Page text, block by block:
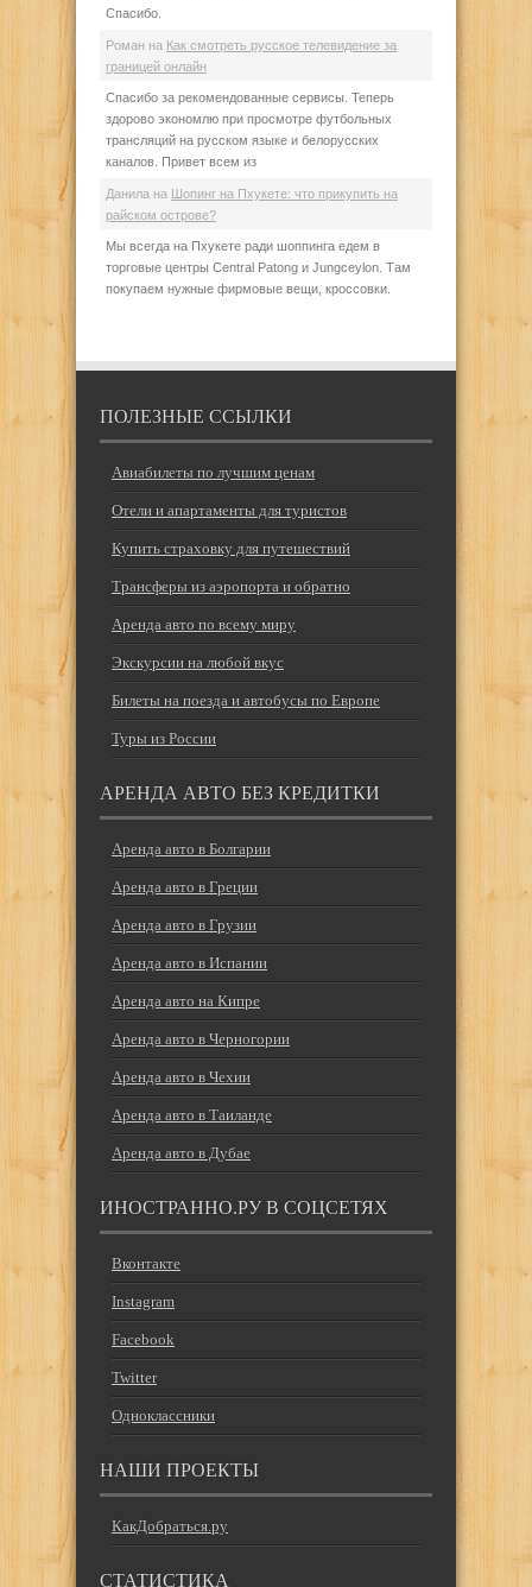
Спасибо.
Роман на Как смотреть русское телевидение за
границей онлайн
Спасибо за рекомендованные сервисы. Теперь
здорово экономлю при просмотре футбольных
трансляций на русском языке и белорусских
каналов. Привет всем из
Данила на Шопинг на Пхукете: что прикупить на
райском острове?
Мы всегда на Пхукете ради шоппинга едем в
торговые центры Central Patong и Jungceylon. Там
покупаем нужные фирмовые вещи, кроссовки.
ПОЛЕЗНЫЕ ССЫЛКИ
Авиабилеты по лучшим ценам
Отели и апартаменты для туристов
Купить страховку для путешествий
Трансферы из аэропорта и обратно
Аренда авто по всему миру
Экскурсии на любой вкус
Билеты на поезда и автобусы по Европе
Туры из России
АРЕНДА АВТО БЕЗ КРЕДИТКИ
Аренда авто в Болгарии
Аренда авто в Греции
Аренда авто в Грузии
Аренда авто в Испании
Аренда авто на Кипре
Аренда авто в Черногории
Аренда авто в Чехии
Аренда авто в Таиланде
Аренда авто в Дубае
ИНОСТРАННО.РУ В СОЦСЕТЯХ
Вконтакте
Instagram
Facebook
Twitter
Одноклассники
НАШИ ПРОЕКТЫ
КакДобраться.ру
СТАТИСТИКА